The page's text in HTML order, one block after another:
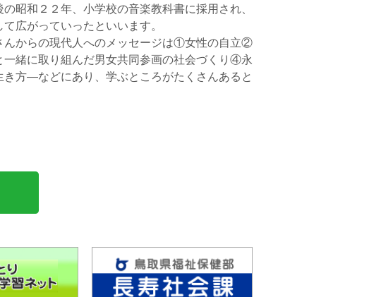
昭和２２年、小学校の音楽教科書に採用され、
広がっていったといいます。
からの現代人へのメッセージは①女性の自立②
緒に取り組んだ男女共同参画の社会づくり④永
方―などにあり、学ぶところがたくさんあると